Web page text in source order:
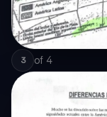
3 of 4